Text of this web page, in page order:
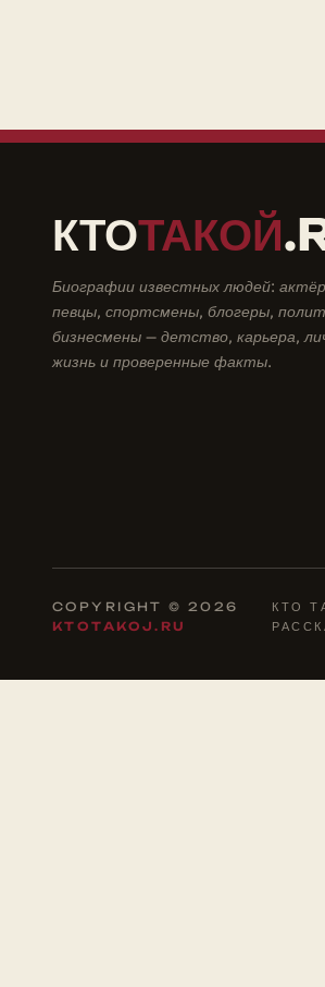
КТОТАКОЙ
Биографии известных людей:
певцы, спортсмены, блогеры,
бизнесмены — детство, карьера,
жизнь и проверенные факты.
COPYRIGHT © 2026
KTOTAKOJ.RU
КТО